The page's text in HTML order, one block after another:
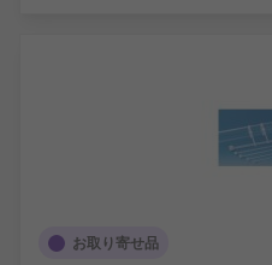
お取り寄せ品